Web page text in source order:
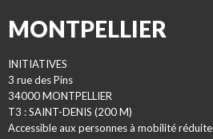
MONTPELLIER
INITIATIVES
3 rue des Pins
34000 MONTPELLIER
T3 : SAINT-DENIS (200 M)
Accessible aux personnes à mobilité réduite